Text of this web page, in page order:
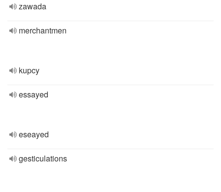
zawada
merchantmen
kupcy
essayed
eseayed
gesticulations